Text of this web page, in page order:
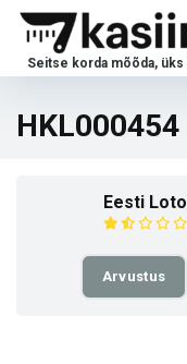
HKL000454
Eesti Loto
Arvustus